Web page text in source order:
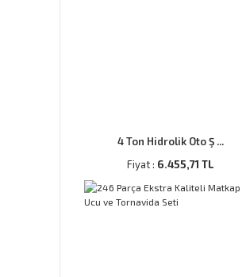
4 Ton Hidrolik Oto Ş ...
Fiyat : 6.455,71 TL